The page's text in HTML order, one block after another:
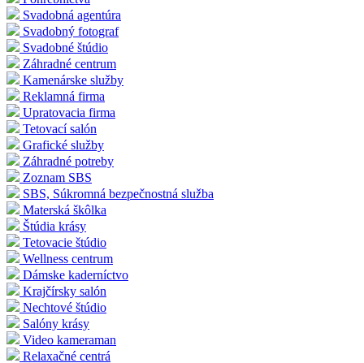
Svadobná agentúra
Svadobný fotograf
Svadobné štúdio
Záhradné centrum
Kamenárske služby
Reklamná firma
Upratovacia firma
Tetovací salón
Grafické služby
Záhradné potreby
Zoznam SBS
SBS, Súkromná bezpečnostná služba
Materská škôlka
Štúdia krásy
Tetovacie štúdio
Wellness centrum
Dámske kaderníctvo
Krajčírsky salón
Nechtové štúdio
Salóny krásy
Video kameraman
Relaxačné centrá